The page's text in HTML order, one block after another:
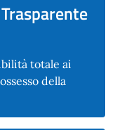
totale ai
della